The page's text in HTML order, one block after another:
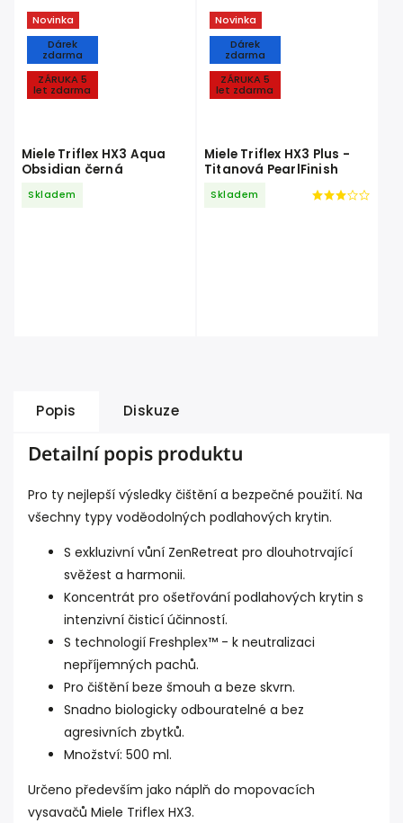
Novinka
Dárek
zdarma
ZÁRUKA 5
let zdarma
Miele Triflex HX3 Aqua
Obsidian černá
Skladem
Novinka
Dárek
zdarma
ZÁRUKA 5
let zdarma
Miele Triflex HX3 Plus -
Titanová PearlFinish
Skladem
Popis Diskuze
Detailní popis produktu
Pro ty nejlepší výsledky čištění a bezpečné použití. Na
všechny typy voděodolných podlahových krytin.
S exkluzivní vůní ZenRetreat pro dlouhotrvající
svěžest a harmonii.
Koncentrát pro ošetřování podlahových krytin s
intenzivní čisticí účinností.
S technologií Freshplex™ - k neutralizaci
nepříjemných pachů.
Pro čištění beze šmouh a beze skvrn.
Snadno biologicky odbouratelné a bez
agresivních zbytků.
Množství: 500 ml.
Určeno především jako náplň do mopovacích
vysavačů Miele Triflex HX3.